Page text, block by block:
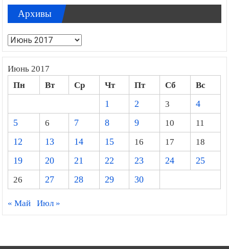
Архивы
Архивы
Июнь 2017
Пн Вт Ср Чт Пт Сб
Вс
1
2 3
4
5
6 7 8 9 10
11
12
13 14 15 16 17
18
19
20 21 22 23 24
25
26
27 28 29 30
« Май Июл »